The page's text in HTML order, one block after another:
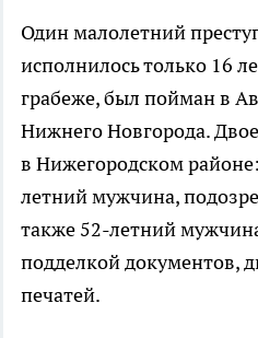
Один малолетний
исполнилось только 16
грабеже, был пойман в
Нижнего Новгорода.
в Нижегородском
летний мужчина,
также 52-летний
подделкой документов,
печатей.